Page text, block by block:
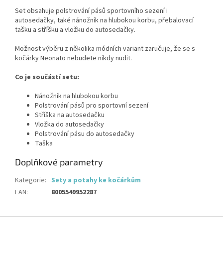
Set obsahuje polstrování pásů sportovního sezení i
autosedačky, také nánožník na hlubokou korbu, přebalovací
tašku a stříšku a vložku do autosedačky.
Možnost výběru z několika módních variant zaručuje, že se s
kočárky Neonato nebudete nikdy nudit.
Co je součástí setu:
Nánožník na hlubokou korbu
Polstrování pásů pro sportovní sezení
Stříška na autosedačku
Vložka do autosedačky
Polstrování pásu do autosedačky
Taška
Doplňkové parametry
Kategorie: Sety a potahy ke kočárkům
EAN: 8005549952287